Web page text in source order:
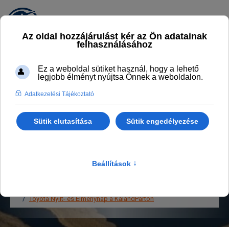
PROGRAMOK,
AKTUALITÁSOK
Legyél naprakész
Toyota Nyílt- és Élménynap a KalandParton